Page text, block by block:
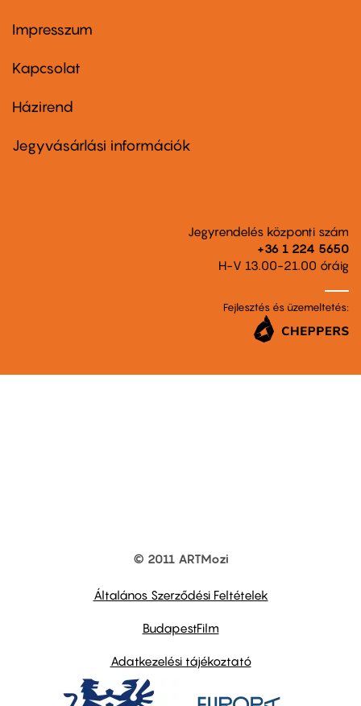
Footer
first
Impresszum
Kapcsolat
Footer
second
Házirend
Jegyvásárlási információk
Jegyrendelés központi szám
+36 1 224 5650
H-V 13.00-21.00 óráig
Fejlesztés és üzemeltetés:
© 2011 ARTMozi
Általános Szerződési Feltételek
BudapestFilm
Adatkezelési tájékoztató